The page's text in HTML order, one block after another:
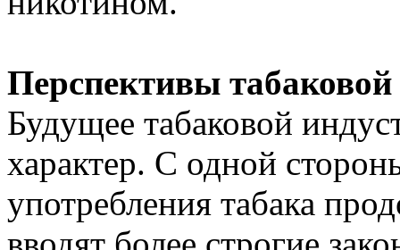
Перспективы
Будущее табаковой
характер. С одной
употребления табака